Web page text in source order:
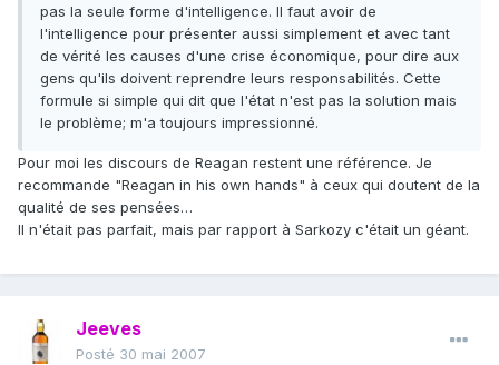
pas la seule forme d'intelligence. Il faut avoir de
l'intelligence pour présenter aussi simplement et avec tant
de vérité les causes d'une crise économique, pour dire aux
gens qu'ils doivent reprendre leurs responsabilités. Cette
formule si simple qui dit que l'état n'est pas la solution mais
le problème; m'a toujours impressionné.
Pour moi les discours de Reagan restent une référence. Je
recommande "Reagan in his own hands" à ceux qui doutent de la
qualité de ses pensées…
Il n'était pas parfait, mais par rapport à Sarkozy c'était un géant.
Jeeves
Posté 30 mai 2007